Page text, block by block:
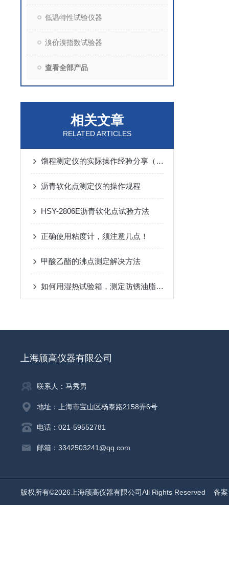
低温特性试验仪器
溴价溴指数试验器
查看全部产品
相关文章
RELATED ARTICLES
馏程测定仪的实际操作经验分享（全是干货）
沥青软化点测定仪的操作规程
HSY-2806E沥青软化点试验方法
正确使用粘度计，须注意几点！
甲酸乙酯的沸点测定解决方法
如何用湿热试验箱，测定防锈油脂对金属的防锈性能
上海颀高仪器有限公司
联系人：马秀男
地址：上海市宝山区杨泰路2158弄6号
电话：021-59552781
邮箱：3342503241@qq.com
版权所有©2026上海颀高仪器有限公司All Rights Reserved 备